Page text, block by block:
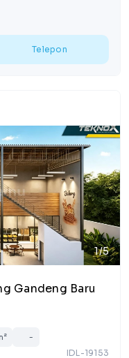
Telepon
1/5
Gandeng Baru
-
IDL-19153